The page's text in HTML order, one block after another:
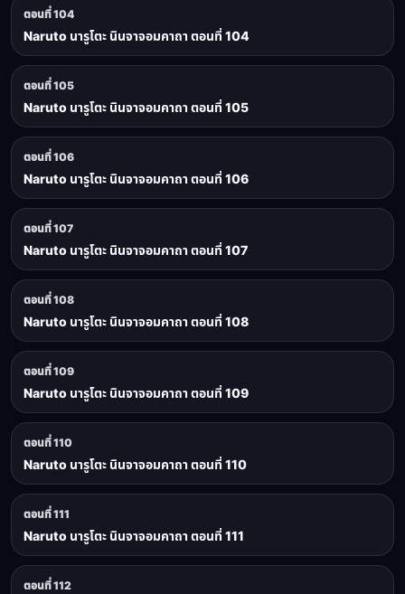
ตอนที่ 104
Naruto นารูโตะ นินจาจอมคาถา ตอนที่ 104
ตอนที่ 105
Naruto นารูโตะ นินจาจอมคาถา ตอนที่ 105
ตอนที่ 106
Naruto นารูโตะ นินจาจอมคาถา ตอนที่ 106
ตอนที่ 107
Naruto นารูโตะ นินจาจอมคาถา ตอนที่ 107
ตอนที่ 108
Naruto นารูโตะ นินจาจอมคาถา ตอนที่ 108
ตอนที่ 109
Naruto นารูโตะ นินจาจอมคาถา ตอนที่ 109
ตอนที่ 110
Naruto นารูโตะ นินจาจอมคาถา ตอนที่ 110
ตอนที่ 111
Naruto นารูโตะ นินจาจอมคาถา ตอนที่ 111
ตอนที่ 112